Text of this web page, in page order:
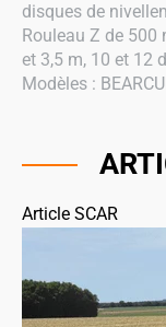
disques de
Rouleau Z de 500
et 3,5 m, 10 et 12
Modèles :
Article SCAR